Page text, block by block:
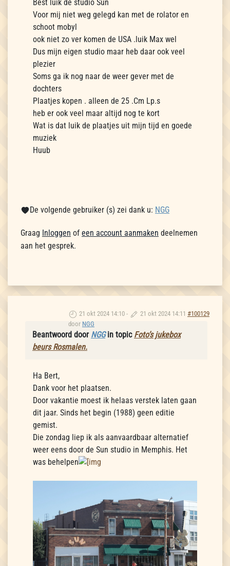
Best luik de studio Sun
Voor mij niet weg gelegd kan met de rolator en
schoot mobyl
ook niet zo ver komen de USA .luik Max wel
Dus mijn eigen studio maar heb daar ook veel
plezier
Soms ga ik nog naar de weer gever met de
dochters
Plaatjes kopen . alleen de 25 .Cm Lp.s
heb er ook veel maar altijd nog te kort
Wat is dat luik de plaatjes uit mijn tijd en goede
muziek
Huub
De volgende gebruiker (s) zei dank u: NGG
Graag Inloggen of een account aanmaken deelnemen
aan het gesprek.
21 okt 2024 14:10 - 21 okt 2024 14:11 #100129
door NGG
Beantwoord door NGGin topic Foto’s jukebox
beurs Rosmalen.
Ha Bert,
Dank voor het plaatsen.
Door vakantie moest ik helaas verstek laten gaan
dit jaar. Sinds het begin (1988) geen editie
gemist.
Die zondag liep ik als aanvaardbaar alternatief
weer eens door de Sun studio in Memphis. Het
was behelpen